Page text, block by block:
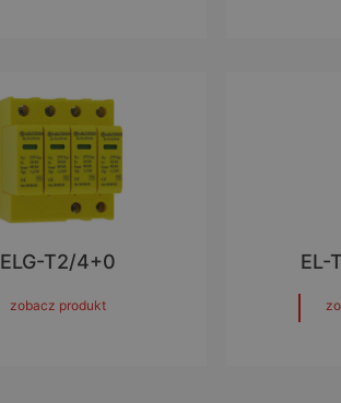
ELG-T2/4+0
zobacz produkt
EL-